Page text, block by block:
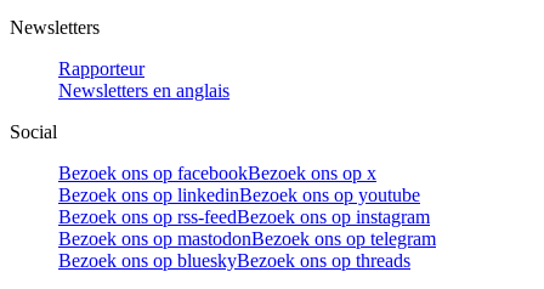
Newsletters
Rapporteur
Newsletters en anglais
Social
Bezoek ons op facebookBezoek ons op x
Bezoek ons op linkedinBezoek ons op youtube
Bezoek ons op rss-feedBezoek ons op instagram
Bezoek ons op mastodonBezoek ons op telegram
Bezoek ons op blueskyBezoek ons op threads